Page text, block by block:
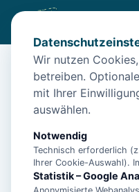
/Unterkünfte /Baltrum/
Baltrum-Badestrasse by
Baltrum-
Baltrum –
26506 Baltrum
Wir nutzen
betreiben.
mit Ihrer
auswählen.
Notwendig
Technisch erforderlich
Ihrer Cookie-Auswahl).
Statistik – Google